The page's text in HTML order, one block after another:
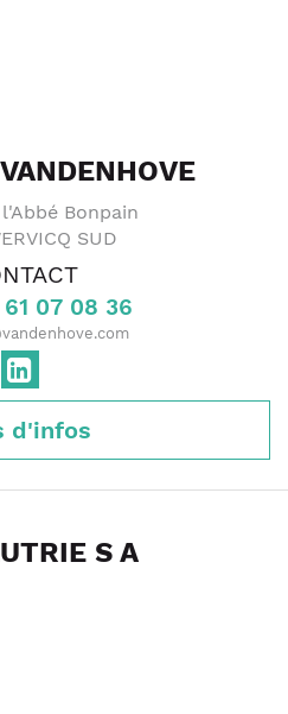
Bonpain
SUD
07 08 36
d'infos
S A